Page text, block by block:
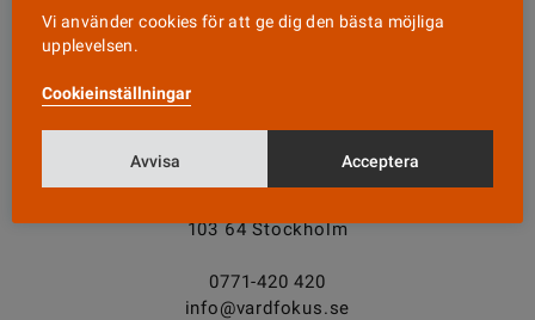
Tipsa oss!
KONTAKT
103 64 Stockholm
0771-420 420
info@vardfokus.se
Vi använder cookies för att ge dig den bästa möjliga
upplevelsen.
Cookieinställningar
Avvisa Acceptera